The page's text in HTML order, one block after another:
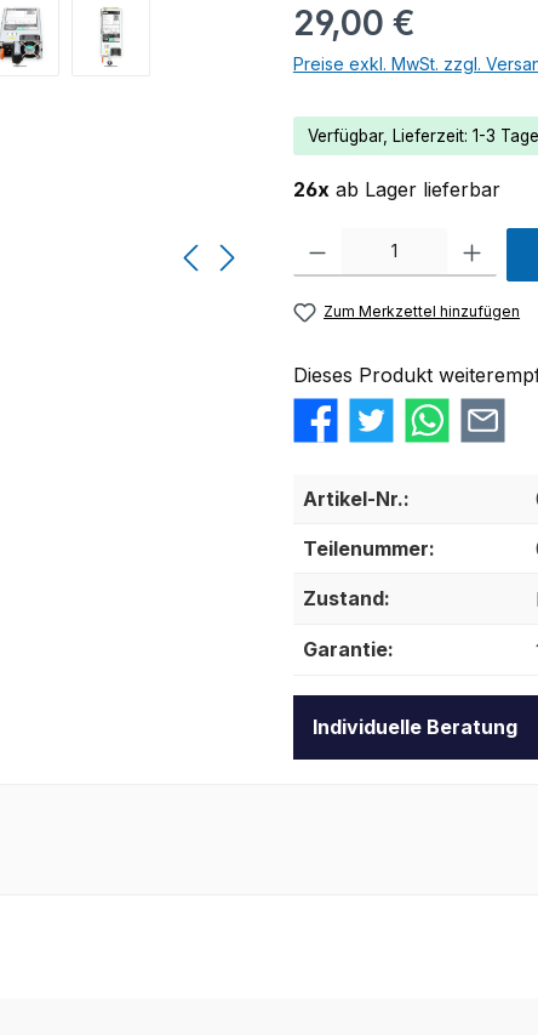
29,00 €
Preise exkl. MwSt. zzgl.
Verfügbar, Lieferzeit: 1-3 Tage
26x ab Lager lieferbar
Produkt Anzahl: Gib den
Zum Merkzettel hinzufügen
Dieses Produkt
Artikel-Nr.:
Teilenummer:
Zustand:
Garantie:
Individuelle Beratung